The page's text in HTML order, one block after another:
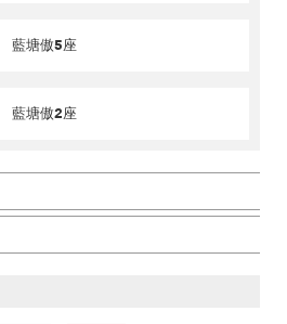
藍塘傲5座
藍塘傲2座